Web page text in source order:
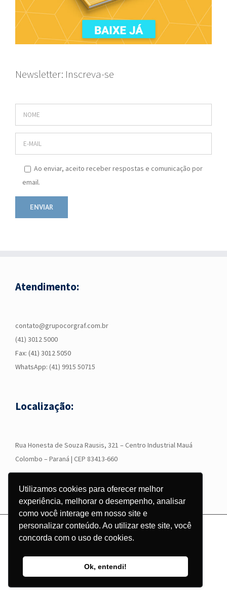
Utilizamos cookies para oferecer melhor
experiência, melhorar o desempenho, analisar
como você interage em nosso site e
personalizar conteúdo. Ao utilizar este site, você
concorda com o uso de cookies.
Ok, entendi!
Newsletter: Inscreva-se
Ao enviar, aceito receber respostas e comunicação por
email.
Atendimento:
contato@grupocorgraf.com.br
(41) 3012 5000
Fax: (41) 3012 5050
WhatsApp: (41) 9915 50715
Localização:
Rua Honesta de Souza Rausis, 321 – Centro Industrial Mauá
Colombo – Paraná | CEP 83413-660
© Copyright
2026 - Grupo Corgraf - Todos os direitos reservados |
InstagramFacebookLinkedIn